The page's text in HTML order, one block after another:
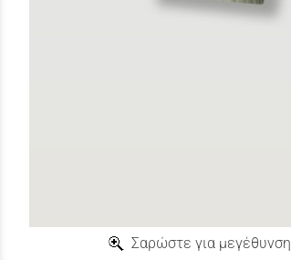
Σαρώστε για μεγέθυνση